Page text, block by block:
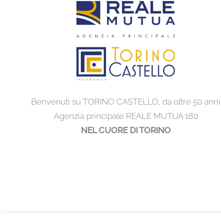
Benvenuti su TORINO CASTELLO, da oltre 50 anni
Agenzia principale REALE MUTUA 180
NEL CUORE DI TORINO